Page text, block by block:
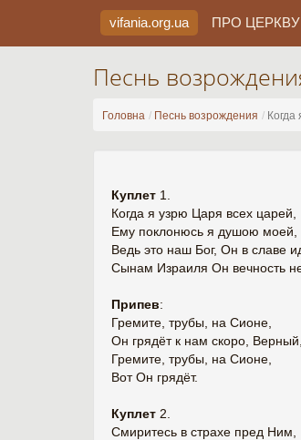
vifania.org.ua ПРО ЦЕРКВУ
Песнь
Головна Песнь возрождения
Куплет 1.
Когда я узрю Царя всех царей,
Ему поклонюсь я душою моей,
Ведь это наш Бог, Он в славе
Сынам Израиля Он вечность
Припев:
Гремите, трубы, на Сионе,
Он грядёт к нам скоро,
Гремите, трубы, на Сионе,
Вот Он грядёт.
Куплет 2.
Смиритесь в страхе пред Ним,